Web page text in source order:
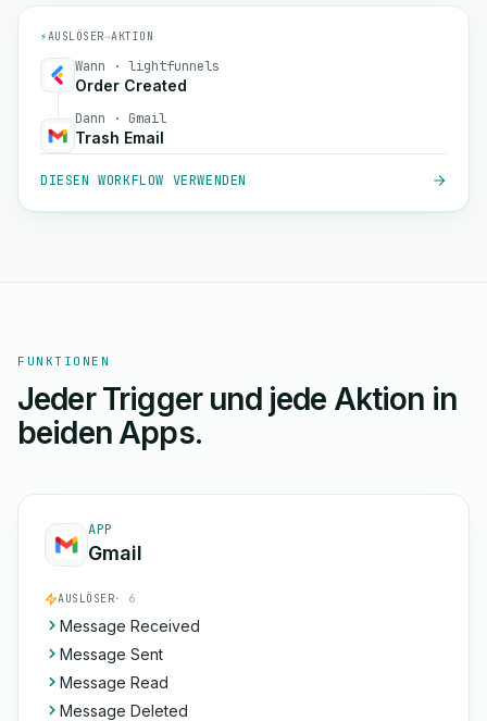
⚡AUSLÖSER→AKTION
Wann · lightfunnels
Order Created
Dann · Gmail
Trash Email
DIESEN WORKFLOW VERWENDEN
FUNKTIONEN
Jeder Trigger und jede Aktion in
beiden Apps.
APP
Gmail
AUSLÖSER· 6
Message Received
Message Sent
Message Read
Message Deleted